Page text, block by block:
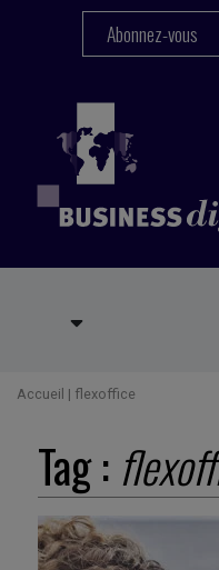
Abonnez-vous
Accueil | flexoffice
Tag :